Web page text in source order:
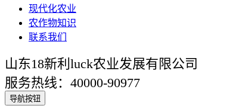
现代化农业
农作物知识
联系我们
山东18新利luck农业发展有限公司
服务热线：40000-90977
导航按钮